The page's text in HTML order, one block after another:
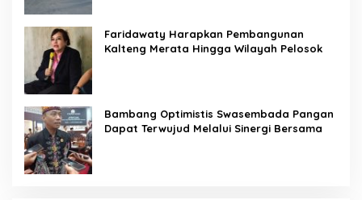
Faridawaty Harapkan Pembangunan
Kalteng Merata Hingga Wilayah Pelosok
Bambang Optimistis Swasembada Pangan
Dapat Terwujud Melalui Sinergi Bersama